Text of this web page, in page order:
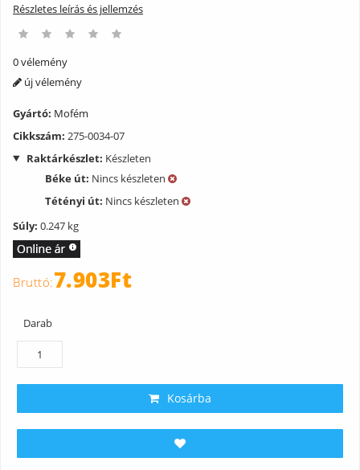
Részletes leírás és jellemzés
0 vélemény
új vélemény
Gyártó: Mofém
Cikkszám: 275-0034-07
Raktárkészlet: Készleten
Béke út: Nincs készleten
Tétényi út: Nincs készleten
Súly: 0.247 kg
7.903Ft
Darab
Kosárba